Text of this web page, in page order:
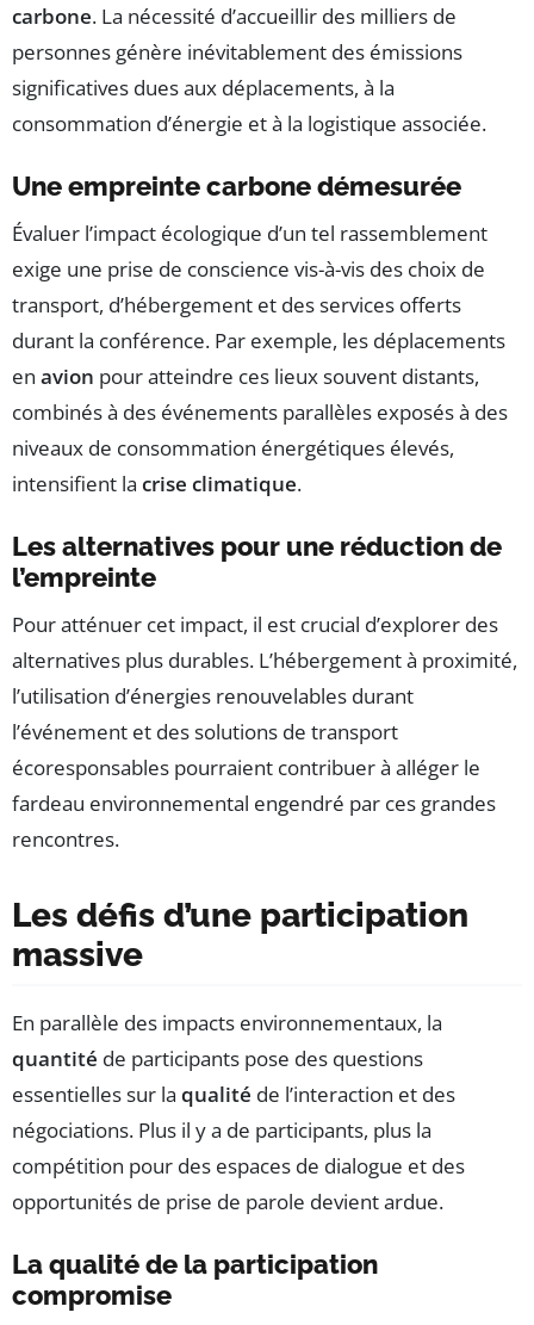
carbone. La nécessité d’accueillir des milliers de
personnes génère inévitablement des émissions
significatives dues aux déplacements, à la
consommation d’énergie et à la logistique associée.
Une empreinte carbone démesurée
Évaluer l’impact écologique d’un tel rassemblement
exige une prise de conscience vis-à-vis des choix de
transport, d’hébergement et des services offerts
durant la conférence. Par exemple, les déplacements
en avion pour atteindre ces lieux souvent distants,
combinés à des événements parallèles exposés à des
niveaux de consommation énergétiques élevés,
intensifient la crise climatique.
Les alternatives pour une réduction de
l’empreinte
Pour atténuer cet impact, il est crucial d’explorer des
alternatives plus durables. L’hébergement à proximité,
l’utilisation d’énergies renouvelables durant
l’événement et des solutions de transport
écoresponsables pourraient contribuer à alléger le
fardeau environnemental engendré par ces grandes
rencontres.
Les défis d’une participation
massive
En parallèle des impacts environnementaux, la
quantité de participants pose des questions
essentielles sur la qualité de l’interaction et des
négociations. Plus il y a de participants, plus la
compétition pour des espaces de dialogue et des
opportunités de prise de parole devient ardue.
La qualité de la participation
compromise